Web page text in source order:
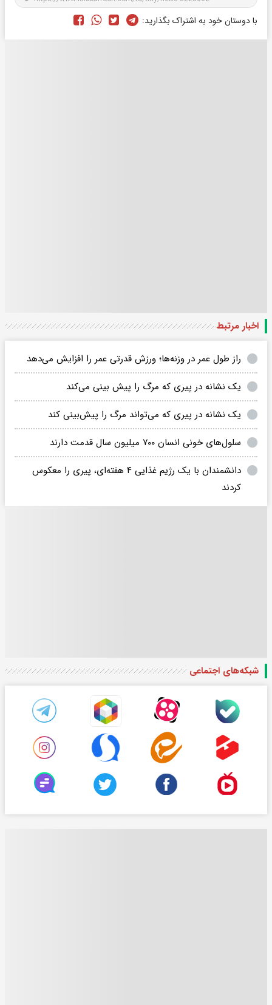
با دوستان خود به اشتراک بگذارید:
اخبار مرتبط
راز طول عمر در وزنه‌ها؛ ورزش قدرتی عمر را افزایش می‌دهد
یک نشانه‌ در پیری که مرگ را پیش بینی ‌می‌کند
یک نشانه‌ در پیری که می‌تواند مرگ را پیش‌بینی ‌کند
سلول‌های خونی انسان ۷۰۰ میلیون سال قدمت دارند
دانشمندان با یک رژیم غذایی ۴ هفته‌ای، پیری را معکوس
کردند
شبکه‌های اجتماعی